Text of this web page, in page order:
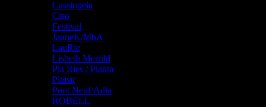
Cassiopeia
Ciso
Festival
JanneK/MbA
LauRie
Lisbeth Merrild
Pia Ries / Pianta
Plaisir
Pont Neuf/Adia
ROBELL